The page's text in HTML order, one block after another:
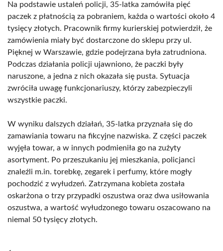
Na podstawie ustaleń policji, 35-latka zamówiła pięć
paczek z płatnością za pobraniem, każda o wartości około 4
tysięcy złotych. Pracownik firmy kurierskiej potwierdził, że
zamówienia miały być dostarczone do sklepu przy ul.
Pięknej w Warszawie, gdzie podejrzana była zatrudniona.
Podczas działania policji ujawniono, że paczki były
naruszone, a jedna z nich okazała się pusta. Sytuacja
zwróciła uwagę funkcjonariuszy, którzy zabezpieczyli
wszystkie paczki.
W wyniku dalszych działań, 35-latka przyznała się do
zamawiania towaru na fikcyjne nazwiska. Z części paczek
wyjęła towar, a w innych podmieniła go na zużyty
asortyment. Po przeszukaniu jej mieszkania, policjanci
znaleźli m.in. torebkę, zegarek i perfumy, które mogły
pochodzić z wyłudzeń. Zatrzymana kobieta została
oskarżona o trzy przypadki oszustwa oraz dwa usiłowania
oszustwa, a wartość wyłudzonego towaru oszacowano na
niemal 50 tysięcy złotych.